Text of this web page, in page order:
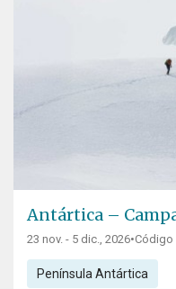
Antártica –
23 nov. - 5 dic., 2026•Código
Península Antártica